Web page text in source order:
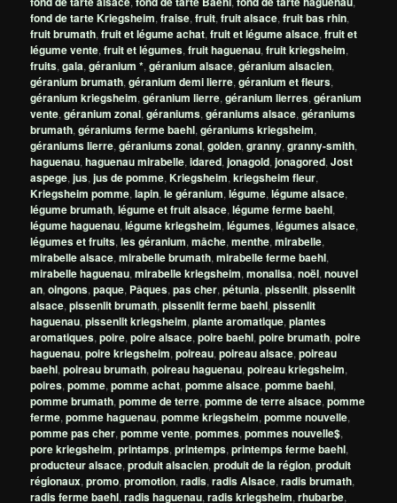
fond de tarte Kriegsheim,fraise,fruit,fruit alsace,fruit bas rhin,
fruit brumath,fruit et légume achat,fruit et légume alsace,fruit et
légume vente,fruit et légumes,fruit haguenau,fruit kriegsheim,
fruits,gala,géranium *,géranium alsace,géranium alsacien,
géranium brumath,géranium demi lierre,géranium et fleurs,
géranium kriegsheim,géranium lierre,géranium lierres,géranium
vente,géranium zonal,géraniums,géraniums alsace,géraniums
brumath,géraniums ferme baehl,géraniums kriegsheim,
géraniums lierre,géraniums zonal,golden,granny,granny-smith,
haguenau,haguenau mirabelle,idared,jonagold,jonagored,Jost
aspege,jus,jus de pomme,Kriegsheim,kriegsheim fleur,
Kriegsheim pomme,lapin,le géranium,légume,légume alsace,
légume brumath,légume et fruit alsace,légume ferme baehl,
légume haguenau,légume kriegsheim,légumes,légumes alsace,
légumes et fruits,les géranium,mâche,menthe,mirabelle,
mirabelle alsace,mirabelle brumath,mirabelle ferme baehl,
mirabelle haguenau,mirabelle kriegsheim,monalisa,noël,nouvel
an,oingons,paque, Pâques,pas cher,pétunia,pissenlit,pissenlit
alsace,pissenlit brumath,pissenlit ferme baehl,pissenlit
haguenau,pissenlit kriegsheim,plante aromatique,plantes
aromatiques,poire,poire alsace,poire baehl,poire brumath,poire
haguenau,poire kriegsheim,poireau,poireau alsace,poireau
baehl,poireau brumath,poireau haguenau,poireau kriegsheim,
poires,pomme,pomme achat,pomme alsace,pomme baehl,
pomme brumath,pomme de terre,pomme de terre alsace,pomme
ferme,pomme haguenau,pomme kriegsheim,pomme nouvelle,
pomme pas cher,pomme vente,pommes,pommes nouvelle$,
pore kriegsheim,printamps,printemps,printemps ferme baehl,
producteur alsace,produit alsacien,produit de la région,produit
régionaux,promo,promotion,radis,radis Alsace,radis brumath,
radis ferme baehl,radis haguenau,radis kriegsheim,rhubarbe,